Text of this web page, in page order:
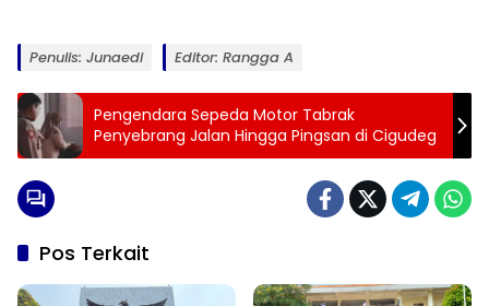
Penulis: Junaedi Editor: Rangga A
Pengendara Sepeda Motor Tabrak
Penyebrang Jalan Hingga Pingsan di Cigudeg
Pos Terkait